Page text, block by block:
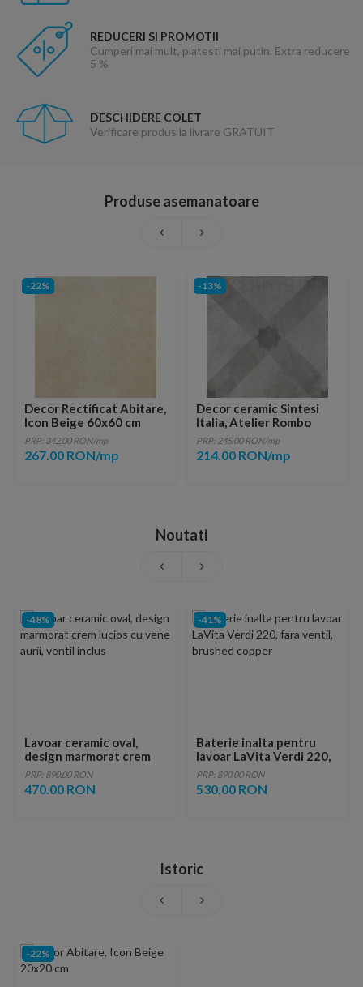
REDUCERI SI PROMOTII
Cumperi mai mult, platesti mai putin. Extra reducere
5 %
DESCHIDERE COLET
Verificare produs la livrare GRATUIT
Produse asemanatoare
-22%
Decor Rectificat Abitare,
Icon Beige 60x60 cm
PRP: 342.00 RON/mp
267.00 RON/mp
-13%
Decor ceramic Sintesi
Italia, Atelier Rombo
Decoro 20x20 cm
PRP: 245.00 RON/mp
214.00 RON/mp
Noutati
-48%
Lavoar ceramic oval,
design marmorat crem
lucios cu vene aurii,
ventil inclus
PRP: 890.00 RON
470.00 RON
-41%
Baterie inalta pentru
lavoar LaVita Verdi 220,
fara ventil, brushed
copper
PRP: 890.00 RON
530.00 RON
Istoric
-22%